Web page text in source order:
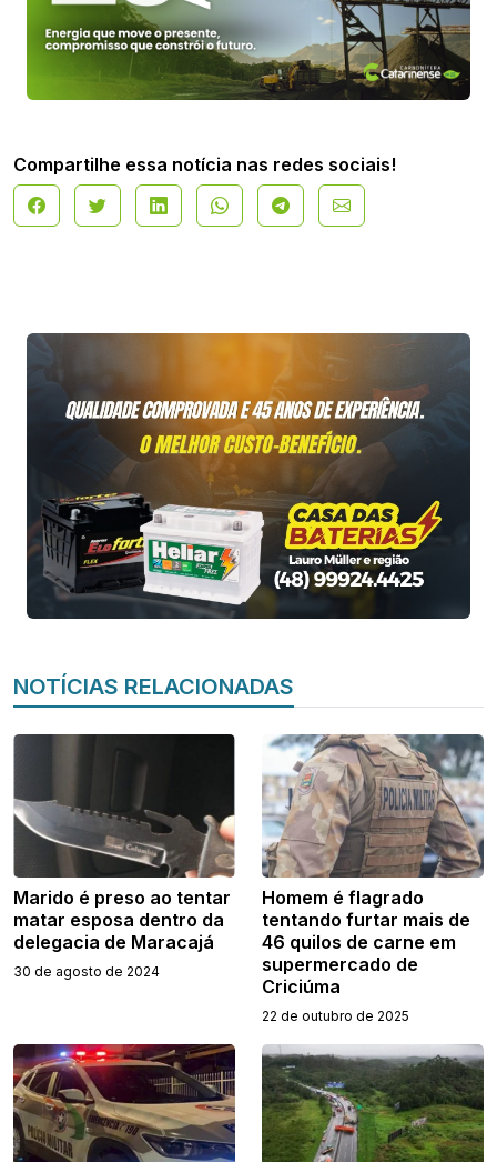
Compartilhe essa notícia nas redes sociais!
NOTÍCIAS RELACIONADAS
Marido é preso ao tentar
matar esposa dentro da
delegacia de Maracajá
30 de agosto de 2024
Homem é flagrado
tentando furtar mais de
46 quilos de carne em
supermercado de
Criciúma
22 de outubro de 2025